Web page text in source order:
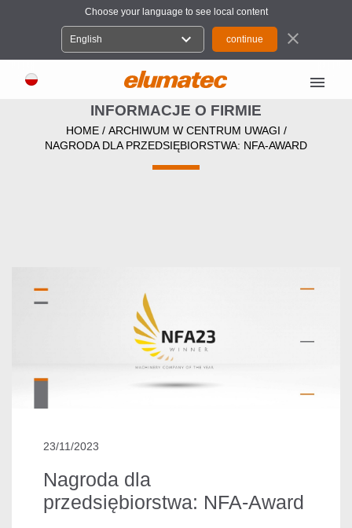
Choose your language to see local content
English expand_more close
menu
INFORMACJE O FIRMIE
HOME/ ARCHIWUM W CENTRUM UWAGI /
NAGRODA DLA PRZEDSIĘBIORSTWA: NFA-AWARD
23/11/2023
Nagroda dla
przedsiębiorstwa: NFA-Award